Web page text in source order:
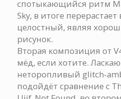
спотыкающийся ритм
Sky, в итоге
целостный, являя
рисунок.
Вторая композиция от
мёд, если хотите.
неторопливый glitch-
подойдёт сравнение с